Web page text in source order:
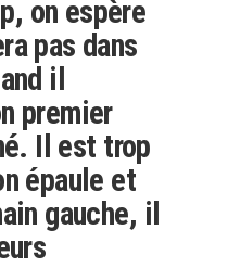
on espère
pas dans
il
premier
Il est trop
épaule et
gauche, il